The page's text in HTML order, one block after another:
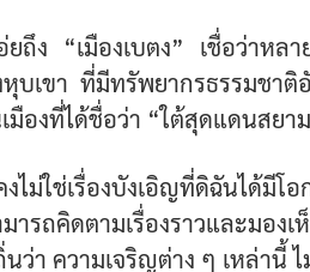
อ่ยถึง “เมืองเบตง” เชื่อว่าห
หุบเขา ที่มีทรัพยากรธรรมชา
มืองที่ได้ชื่อว่า “ใต้สุดแดนสยา
งไม่ใช่เรื่องบังเอิญที่ดิฉันได้มี
ารถคิดตามเรื่องราวและมอง
ว่า ความเจริญต่าง ๆ เหล่านี้